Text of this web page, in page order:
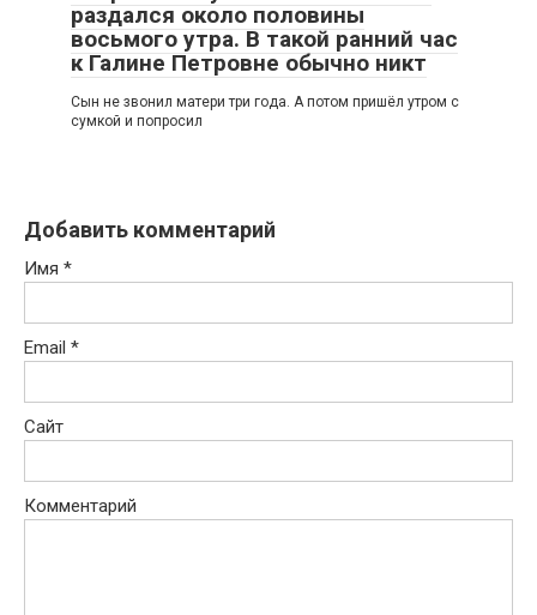
раздался около половины
восьмого утра. В такой ранний час
к Галине Петровне обычно никт
Сын не звонил матери три года. А потом пришёл утром с
сумкой и попросил
Добавить комментарий
Имя *
Email *
Сайт
Комментарий